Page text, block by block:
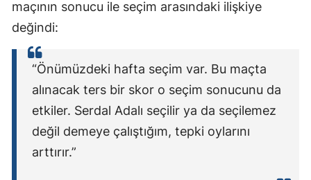
maçının sonucu ile seçim arasındaki ilişkiye
değindi:
“Önümüzdeki hafta seçim var. Bu maçta
alınacak ters bir skor o seçim sonucunu da
etkiler. Serdal Adalı seçilir ya da seçilemez
değil demeye çalıştığım, tepki oylarını
arttırır.”